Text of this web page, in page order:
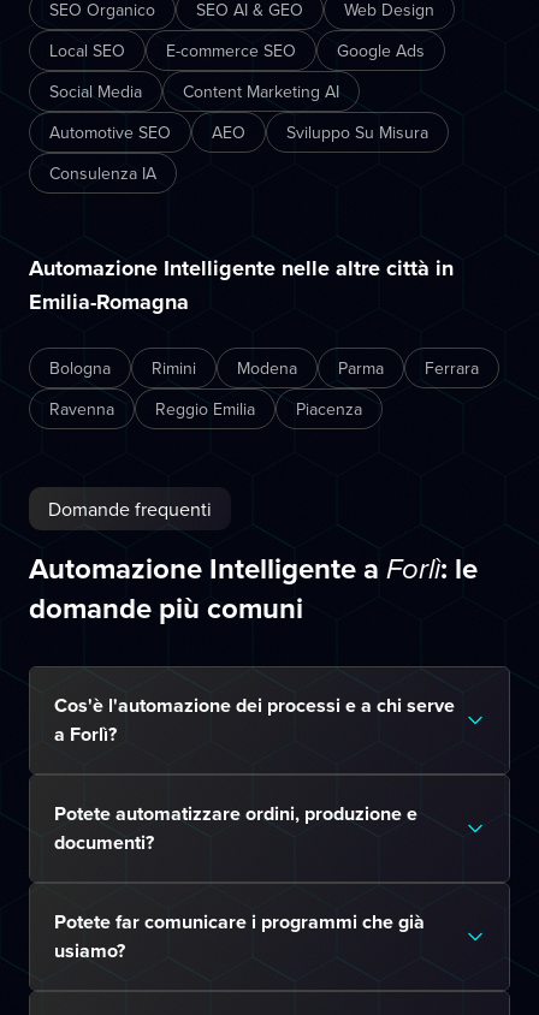
SEO Organico SEO AI & GEO
Web Design
Local SEO
E-commerce SEO
Google Ads
Social Media
Content Marketing AI
Automotive SEO
AEO
Sviluppo Su Misura
Consulenza IA
Automazione Intelligente nelle altre città in
Emilia-Romagna
Bologna Rimini Modena Parma
Ferrara
Ravenna
Reggio Emilia Piacenza
Domande frequenti
Automazione Intelligente a Forlì: le
domande più comuni
Cos'è l'automazione dei processi e a chi serve
a Forlì?
Potete automatizzare ordini, produzione e
documenti?
Potete far comunicare i programmi che già
usiamo?